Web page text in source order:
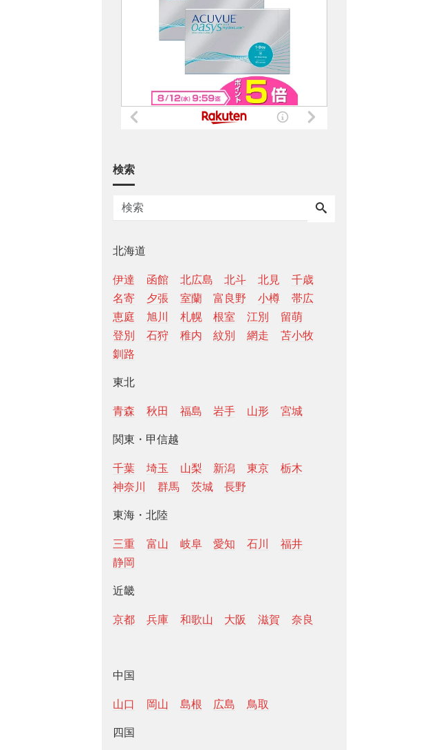
検索
北海道
伊達 函館 北広島 北斗 北見
千歳
名寄
夕張 室蘭 富良野 小樽
帯広
恵庭
旭川 札幌 根室 江別
留萌
登別
石狩 稚内 紋別 網走
苫小牧
釧路
東北
青森 秋田 福島 岩手 山形 宮城
関東・甲信越
千葉 埼玉 山梨 新潟 東京
栃木
神奈川
群馬 茨城 長野
東海・北陸
三重 富山 岐阜 愛知 石川
福井
静岡
近畿
京都 兵庫 和歌山 大阪 滋賀 奈良
中国
山口 岡山 島根 広島 鳥取
四国